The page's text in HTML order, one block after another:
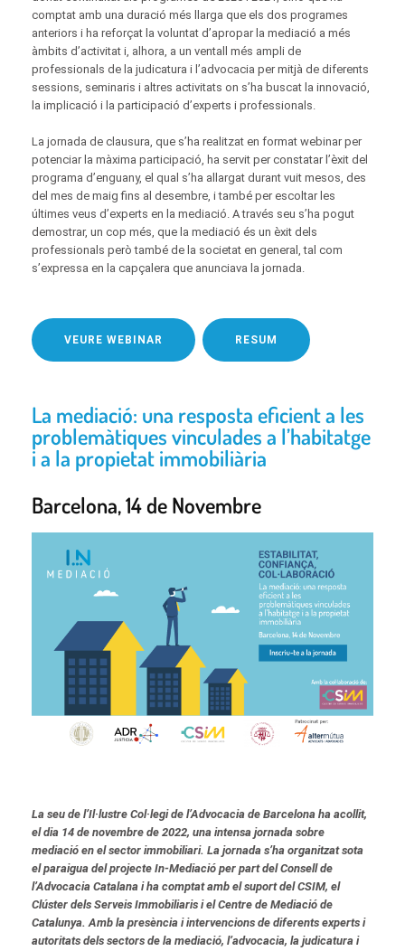
comptat amb una duració més llarga que els dos programes
anteriors i ha reforçat la voluntat d’apropar la mediació a més
àmbits d’activitat i, alhora, a un ventall més ampli de
professionals de la judicatura i l’advocacia per mitjà de diferents
sessions, seminaris i altres activitats on s’ha buscat la innovació,
la implicació i la participació d’experts i professionals.
La jornada de clausura, que s’ha realitzat en format webinar per
potenciar la màxima participació, ha servit per constatar l’èxit del
programa d’enguany, el qual s’ha allargat durant vuit mesos, des
del mes de maig fins al desembre, i també per escoltar les
últimes veus d’experts en la mediació. A través seu s’ha pogut
demostrar, un cop més, que la mediació és un èxit dels
professionals però també de la societat en general, tal com
s’expressa en la capçalera que anunciava la jornada.
VEURE WEBINAR RESUM
La mediació: una resposta eficient a les
problemàtiques vinculades a l’habitatge
i a la propietat immobiliària
Barcelona, 14 de Novembre
La seu de l’Il·lustre Col·legi de l’Advocacia de Barcelona ha acollit,
el dia 14 de novembre de 2022, una intensa jornada sobre
mediació en el sector immobiliari. La jornada s’ha organitzat sota
el paraigua del projecte In-Mediació per part del Consell de
l’Advocacia Catalana i ha comptat amb el suport del CSIM, el
Clúster dels Serveis Immobiliaris i el Centre de Mediació de
Catalunya. Amb la presència i intervencions de diferents experts i
autoritats dels sectors de la mediació, l’advocacia, la judicatura i